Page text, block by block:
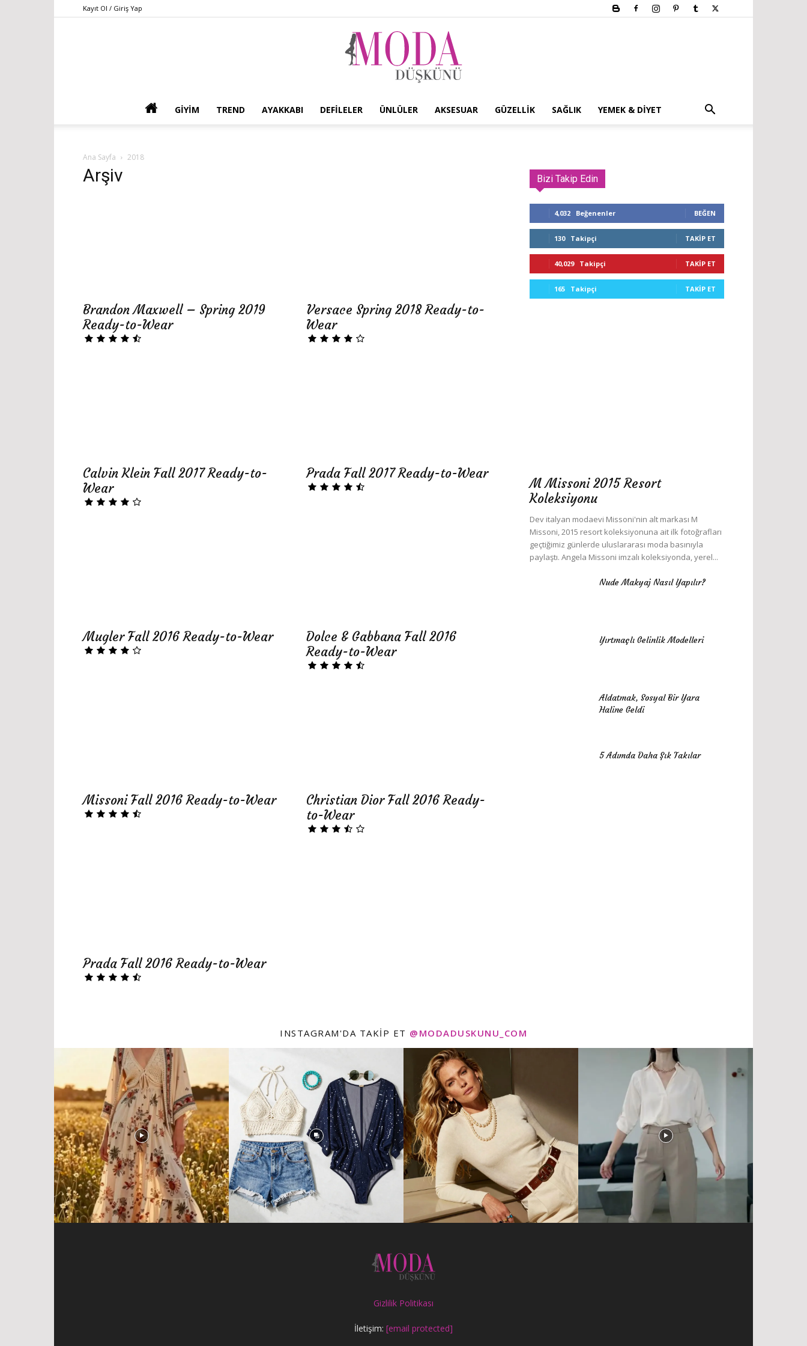
Kayıt Ol / Giriş Yap
GIYIM TREND AYAKKABI DEFILELER ÜNLÜLER AKSESUAR GÜZELLIK SAĞLIK YEMEK & DIYET
Ana Sayfa 2018
Arşiv
Brandon Maxwell – Spring 2019
Ready-to-Wear
Versace Spring 2018 Ready-to-
Wear
Calvin Klein Fall 2017 Ready-to-
Wear
Prada Fall 2017 Ready-to-Wear
Mugler Fall 2016 Ready-to-Wear
Dolce & Gabbana Fall 2016
Ready-to-Wear
Missoni Fall 2016 Ready-to-Wear
Christian Dior Fall 2016 Ready-
to-Wear
Prada Fall 2016 Ready-to-Wear
Bizi Takip Edin
4,032 Beğenenler BEĞEN
130 Takipçi TAKIP ET
40,029 Takipçi TAKIP ET
165 Takipçi TAKIP ET
M Missoni 2015 Resort
Koleksiyonu
Dev italyan modaevi Missoni'nin alt markası M
Missoni, 2015 resort koleksiyonuna ait ilk fotoğrafları
geçtiğimiz günlerde uluslararası moda basınıyla
paylaştı. Angela Missoni imzalı koleksiyonda, yerel...
Nude Makyaj Nasıl Yapılır?
Yırtmaçlı Gelinlik Modelleri
Aldatmak, Sosyal Bir Yara
Haline Geldi
5 Adımda Daha Şık Takılar
INSTAGRAM'DA TAKIP ET @MODADUSKUNU_COM
Gizlilik Politikası
İletişim: [email protected]